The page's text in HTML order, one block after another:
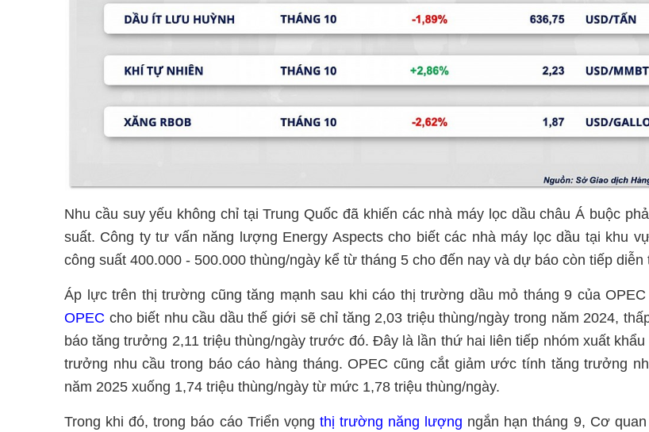
Nhu cầu suy yếu không chỉ tại Trung Quốc đã khiến các nhà máy lọc dầu châu Á buộc
suất. Công ty tư vấn năng lượng Energy Aspects cho biết các nhà máy lọc dầu tại khu
công suất 400.000 - 500.000 thùng/ngày kể từ tháng 5 cho đến nay và dự báo còn tiếp diễn
Áp lực trên thị trường cũng tăng mạnh sau khi cáo thị trường dầu mỏ tháng 9 của
OPEC cho biết nhu cầu dầu thế giới sẽ chỉ tăng 2,03 triệu thùng/ngày trong năm 2024,
báo tăng trưởng 2,11 triệu thùng/ngày trước đó. Đây là lần thứ hai liên tiếp nhóm xuất
trưởng nhu cầu trong báo cáo hàng tháng. OPEC cũng cắt giảm ước tính tăng trưởng
năm 2025 xuống 1,74 triệu thùng/ngày từ mức 1,78 triệu thùng/ngày.
Trong khi đó, trong báo cáo Triển vọng thị trường năng lượng ngắn hạn tháng 9, Cơ